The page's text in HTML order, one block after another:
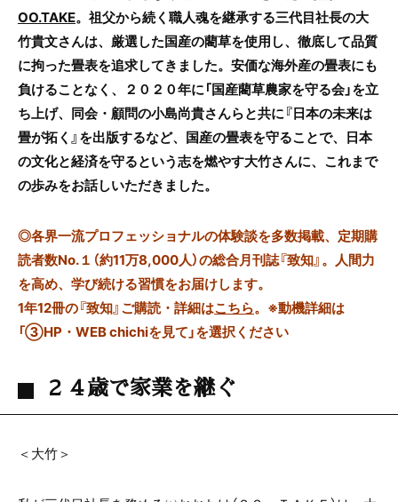
OO.TAKE。祖父から続く職人魂を継承する三代目社長の大
竹貴文さんは、厳選した国産の藺草を使用し、徹底して品質
に拘った畳表を追求してきました。安価な海外産の畳表にも
負けることなく、２０２０年に「国産藺草農家を守る会」を立
ち上げ、同会 ・顧問の小島尚貴さんらと共に『日本の未来は
畳が拓く』を出版するなど、国産の畳表を守ることで、日本
の文化と経済を守るという志を燃やす大竹さんに、これまで
の歩みをお話しいただきました。
◎各界一流プロフェッショナルの体験談を多数掲載、定期購
読者数No.１（約11万8,000人）の総合月刊誌『致知』。人間力
を高め、学び続ける習慣をお届けします。
1年12冊の『致知』ご購読・詳細はこちら。 ※動機詳細は
「③HP・WEB chichiを見て」を選択ください
２４歳で家業を継ぐ
＜大竹＞